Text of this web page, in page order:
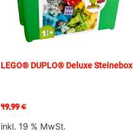
LEGO® DUPLO® Deluxe Steinebox
49,99€
inkl. 19 % MwSt.